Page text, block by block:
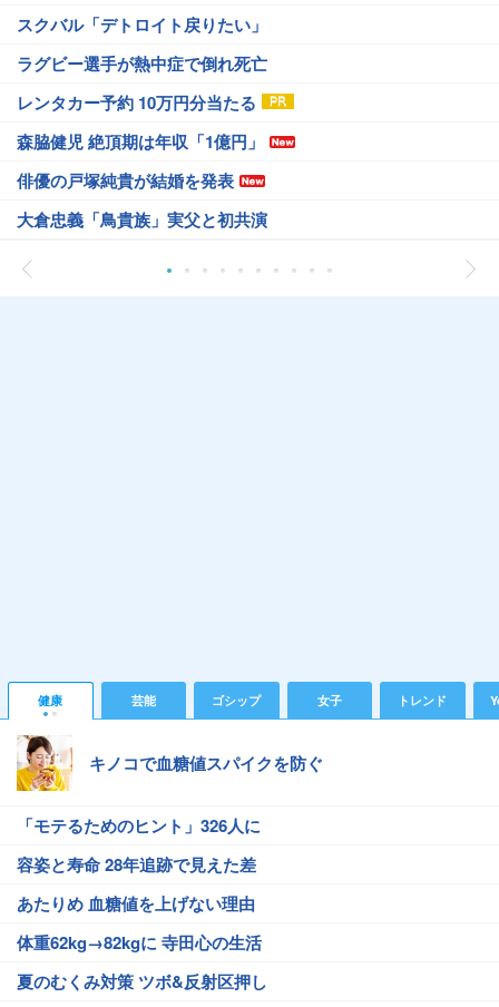
スクバル「デトロイト戻りたい」
ラグビー選手が熱中症で倒れ死亡
レンタカー予約 10万円分当たる
森脇健児 絶頂期は年収「1億円」
俳優の戸塚純貴が結婚を発表
大倉忠義「鳥貴族」実父と初共演
健康 芸能 ゴシップ 女子 トレンド
キノコで血糖値スパイクを防ぐ
「モテるためのヒント」326人に
容姿と寿命 28年追跡で見えた差
あたりめ 血糖値を上げない理由
体重62kg→82kgに 寺田心の生活
夏のむくみ対策 ツボ&反射区押し